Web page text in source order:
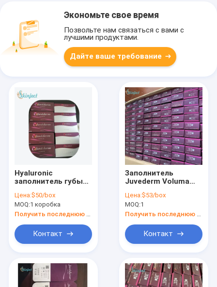
Экономьте свое время
Позвольте нам связаться с вами с
лучшими продуктами.
Дайте ваше требование
Hyaluronic
заполнитель губы
инвазионный для
салона клиники
Цена:$50/box
MOQ:1 коробка
Контакт
Заполнитель
Juvederm Voluma
кисловочный
дермальный
вводимый
Цена:$53/box
MOQ:1
Контакт